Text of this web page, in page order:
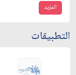
المزيد
التطبيقات